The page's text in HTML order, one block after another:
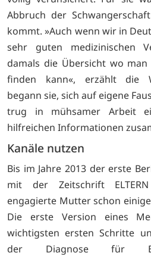
Abbruch der
kommt. »Auch wenn wir in
sehr guten medizinischen
damals die Übersicht wo
finden kann«, erzählt die
begann sie, sich auf eigene
trug in mühsamer Arbeit
hilfreichen Informationen
Kanäle nutzen
Bis im Jahre 2013 der erste
mit der Zeitschrift
engagierte Mutter schon
Die erste Version eines
wichtigsten ersten Schritte
der Diagnose für